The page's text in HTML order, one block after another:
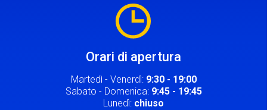
Orari di apertura
Martedì - Venerdì: 9:30 - 19:00
Sabato - Domenica: 9:45 - 19:45
Lunedì: chiuso